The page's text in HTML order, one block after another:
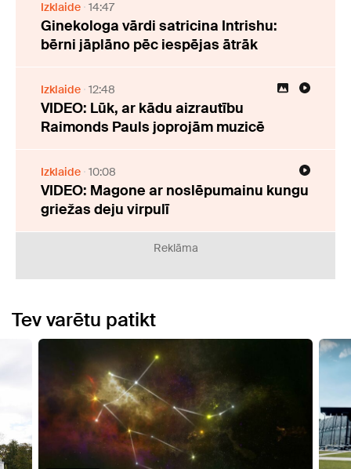
Izklaide 14:47
Ginekologa vārdi satricina Intrishu:
bērni jāplāno pēc iespējas ātrāk
Izklaide 12:48
VIDEO: Lūk, ar kādu aizrautību
Raimonds Pauls joprojām muzicē
Izklaide 10:08
VIDEO: Magone ar noslēpumainu kungu
griežas deju virpulī
Reklāma
Tev varētu patikt